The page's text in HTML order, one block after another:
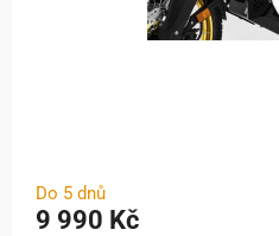
Do 5 dnů
9 990 Kč